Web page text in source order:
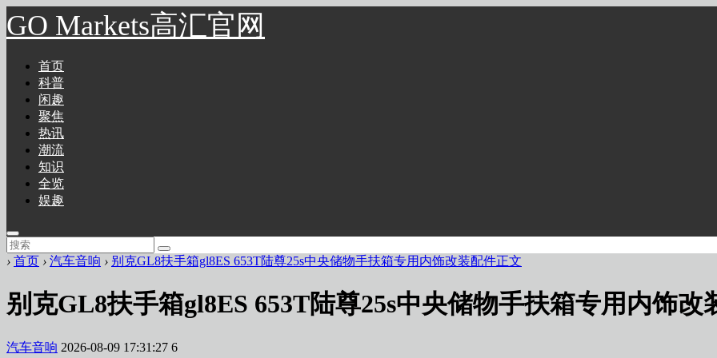
GO Markets高汇官网
首页
科普
闲趣
聚焦
热讯
潮流
知识
全览
娱趣
› 首页 › 汽车音响 › 别克GL8扶手箱gl8ES 653T陆尊25s中央储物手扶箱专用内饰改装配件正文
别克GL8扶手箱gl8ES 653T陆尊25s中央储物手扶箱专用内饰改
汽车音响 2026-08-09 17:31:27 6